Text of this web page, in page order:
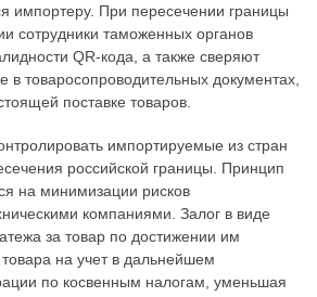
импортеру. При пересечении границы
сотрудники таможенных органов
QR-кода, а также сверяют
в товаросопроводительных документах,
поставке товаров.
импортируемые из стран
российской границы. Принцип
на минимизации рисков
компаниями. Залог в виде
за товар по достижении им
на учет в дальнейшем
по косвенным налогам, уменьшая